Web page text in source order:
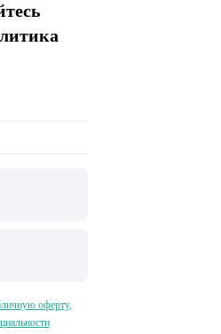
оферту,